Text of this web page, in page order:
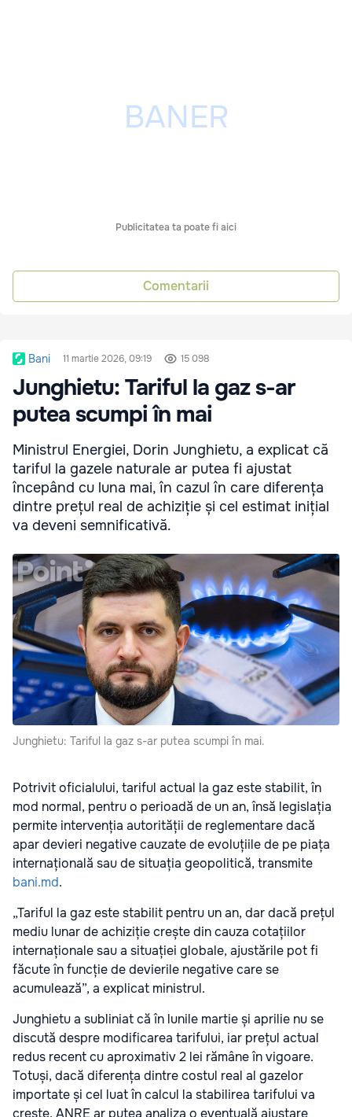
Publicitatea ta poate fi aici
Comentarii
Bani 11 martie 2026, 09:19 15 098
Junghietu: Tariful la gaz s-ar
putea scumpi în mai
Ministrul Energiei, Dorin Junghietu, a explicat că
tariful la gazele naturale ar putea fi ajustat
începând cu luna mai, în cazul în care diferența
dintre prețul real de achiziție și cel estimat inițial
va deveni semnificativă.
Junghietu: Tariful la gaz s-ar putea scumpi în mai.
Potrivit oficialului, tariful actual la gaz este stabilit, în
mod normal, pentru o perioadă de un an, însă legislația
permite intervenția autorității de reglementare dacă
apar devieri negative cauzate de evoluțiile de pe piața
internațională sau de situația geopolitică, transmite
bani.md.
„Tariful la gaz este stabilit pentru un an, dar dacă prețul
mediu lunar de achiziție crește din cauza cotațiilor
internaționale sau a situației globale, ajustările pot fi
făcute în funcție de devierile negative care se
acumulează”, a explicat ministrul.
Junghietu a subliniat că în lunile martie și aprilie nu se
discută despre modificarea tarifului, iar prețul actual
redus recent cu aproximativ 2 lei rămâne în vigoare.
Totuși, dacă diferența dintre costul real al gazelor
importate și cel luat în calcul la stabilirea tarifului va
crește, ANRE ar putea analiza o eventuală ajustare